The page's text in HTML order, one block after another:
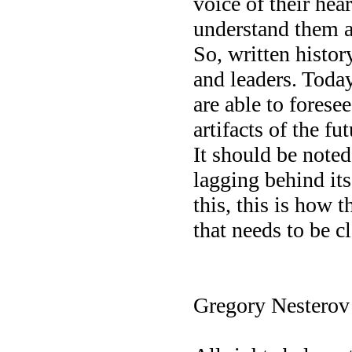
understand them
So, written
and leaders.
are able to
artifacts of the
It should be
lagging behind
this, this is how
that needs to be
Gregory